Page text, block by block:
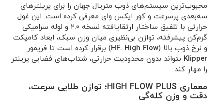
محبوب‌ترین سیستم‌های ذوب متریال جهان را برای پرینترهای
سه‌بعدی پرسرعت و کور ایکس وای معرفی کرده است. این غول
حرارتی با تلفیق ساختار ارتقایافته نسخه ۲.۰ و لوله سرامیکی
گرم‌کن پیشرفته، توازن بی‌نظیری میان وزن سبک، ابعاد کامپکت
و نرخ ذوب بالا (HF: High Flow) برقرار کرده است تا فریمور
Klipper بتواند بدون محدودیت حرارتی، شتاب‌های فضایی پرینتر
را مهار کند.
معماری HIGH FLOW PLUS؛ توازن طلایی سرعت،
دقت و وزن کله‌گی